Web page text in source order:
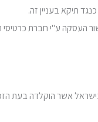
תיקא בעניין זה.